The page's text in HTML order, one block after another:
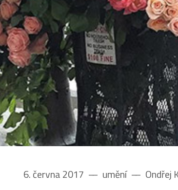
6. června 2017 –– umění –– Ondřej